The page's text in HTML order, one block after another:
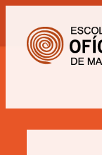
o
conteúdo